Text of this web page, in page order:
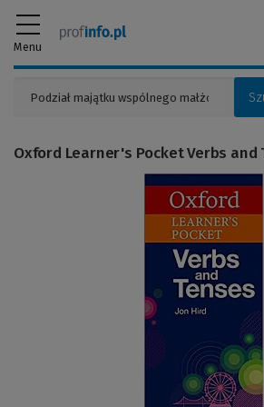
Menu
Oxford Learner's Pocket Verbs and